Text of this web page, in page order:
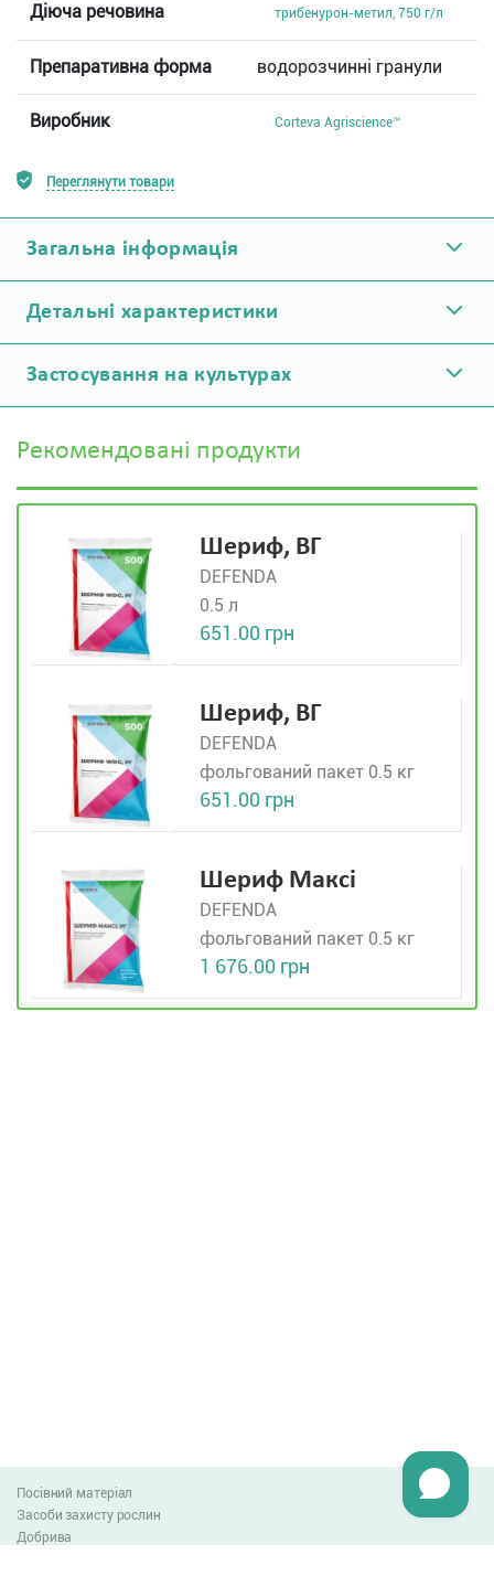
Діюча речовина трибенурон-метил, 750 г/л
Препаративна форма водорозчинні гранули
Виробник Corteva Agriscience™
Переглянути товари
Загальна інформація
Детальні характеристики
Застосування на культурах
Рекомендовані продукти
Шериф, ВГ
DEFENDA
0.5 л
651.00 грн
Шериф, ВГ
DEFENDA
фольгований пакет 0.5 кг
651.00 грн
Шериф Максі
DEFENDA
фольгований пакет 0.5 кг
1 676.00 грн
Посівний матеріал
Засоби захисту рослин
Добрива